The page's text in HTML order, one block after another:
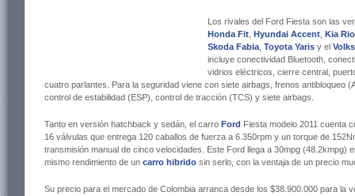
Los rivales del Ford Fiesta son las
Honda Fit Hyundai Accent Kia Rio
Skoda Fabia Toyota Yaris y el
incluye conectividad Bluetooth,
vidrios eléctricos, cierre central,
cuatro parlantes. Para la seguridad viene con siete airbags, frenos antibloqueo
control de estabilidad (ESP), control de tracción (TCS) y siete airbags.
Tanto en versión hatchback y sedán, el carro Ford Fiesta modelo 2011 cuenta
16 válvulas que entrega 120 caballos de fuerza a 6.350rpm y un torque de
transmisión manual de cinco velocidades. Este Ford llega a 30mpg (48.2kmpg)
mismo rendimiento de un carro hibrido sin serlo, con la ventaja de un precio
Su precio para el mercado de Colombia arranca desde los $38.900.000 para la